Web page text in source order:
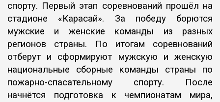
спорту. Первый этап соревнований прошёл на
стадионе «Карасай». За победу борются
мужские и женские команды из разных
регионов страны. По итогам соревнований
отберут и сформируют мужскую и женскую
национальные сборные команды страны по
пожарно-спасательному спорту. После
начнётся подготовка к чемпионатам мира,